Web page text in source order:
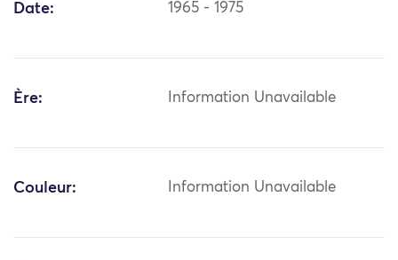
Date: 1965 - 1975
Ère: Information Unavailable
Couleur: Information Unavailable